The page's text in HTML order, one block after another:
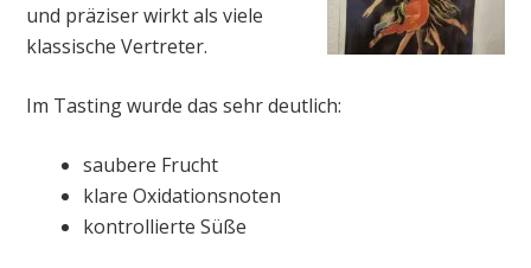
und präziser wirkt als viele
klassische Vertreter.
Im Tasting wurde das sehr deutlich:
saubere Frucht
klare Oxidationsnoten
kontrollierte Süße